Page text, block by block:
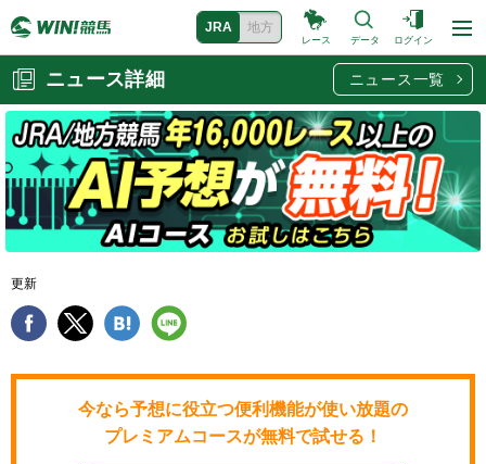
JRA 地方
レース データ ログイン
ニュース詳細 ニュース一覧
更新
今なら予想に役立つ便利機能が使い放題の
プレミアムコースが無料で試せる！